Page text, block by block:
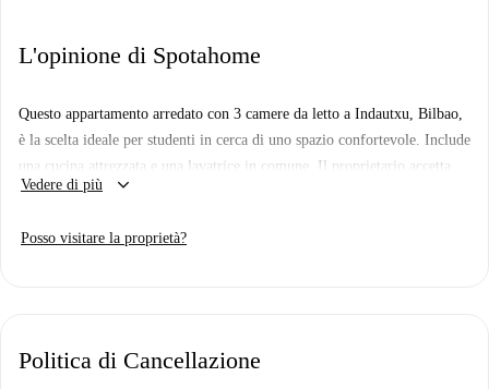
L'opinione di Spotahome
Questo appartamento arredato con 3 camere da letto a Indautxu, Bilbao,
è la scelta ideale per studenti in cerca di uno spazio confortevole. Include
una cucina attrezzata e una lavatrice in comune. Il proprietario accetta
inquilini di entrambi i sessi, con particolare attenzione agli studenti. Le
Vedere di più keyboard_arrow_down
Posso visitare la proprietà?
Politica di Cancellazione